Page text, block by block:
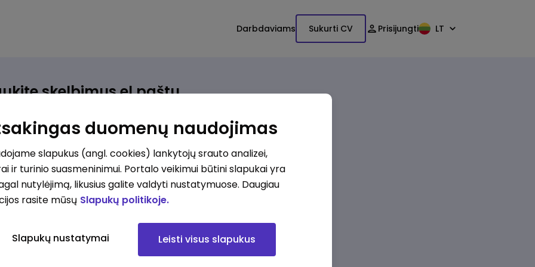
Darbdaviams Sukurti CV Prisijungti LT
skelbimus el.paštu
atsiras, iš karto gausite jį el. paštu.
ieškote darbo?*
Pridėti naują
Kokios srities darbo pasiūlymai jus domina?
Pridėti naują
duomenų naudojimas
slapukus (angl. cookies) lankytojų srauto analizei,
ir turinio suasmeninimui. Portalo veikimui būtini slapukai yra
nutylėjimą, likusius galite valdyti nustatymuose. Daugiau
rasite mūsų Slapukų politikoje.
Slapukų nustatymai Leisti visus slapukus